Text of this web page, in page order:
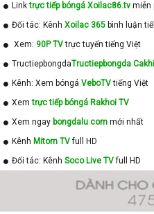
Linktrực tiếp bóngá Xoilac86.tv miễn
Đối tác: Kênh Xoilac 365 bình luận
Xem: 90P TVtrực tuyến tiếng Việt
TructiepbongdaTructiepbongda
Kênh: Xem bóngá VeboTVtiếng Việt
Xemtrực tiếp bóngá Rakhoi TV
Xem ngay bongdalu com mới nhất
Kênh Mitom TVfull HD
Đối tác: Kênh Soco Live TVfull HD
NHẬN ĐỊNH BÓNG ĐÁ HÔM NAY